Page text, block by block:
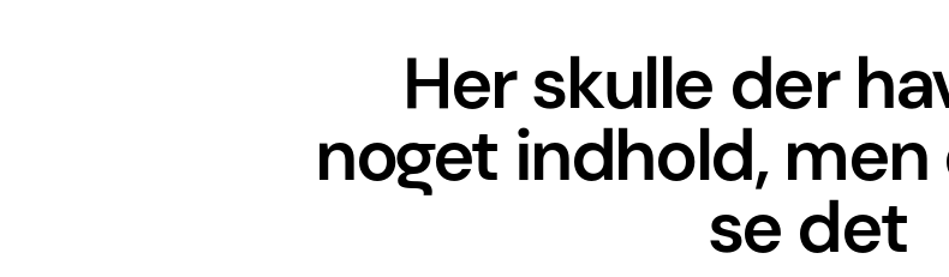
Her skulle der
noget indhold, men
se det